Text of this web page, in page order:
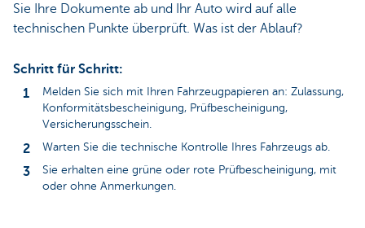
Sie Ihre Dokumente ab und Ihr Auto wird auf alle
technischen Punkte überprüft. Was ist der Ablauf?
Schritt für Schritt:
Melden Sie sich mit Ihren Fahrzeugpapieren an: Zulassung,
Konformitätsbescheinigung, Prüfbescheinigung,
Versicherungsschein.
Warten Sie die technische Kontrolle Ihres Fahrzeugs ab.
Sie erhalten eine grüne oder rote Prüfbescheinigung, mit
oder ohne Anmerkungen.